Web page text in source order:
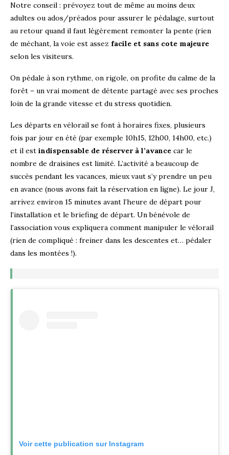
Notre conseil : prévoyez tout de même au moins deux
adultes ou ados/préados pour assurer le pédalage, surtout
au retour quand il faut légèrement remonter la pente (rien
de méchant, la voie est assez facile et sans cote majeure
selon les visiteurs.
On pédale à son rythme, on rigole, on profite du calme de la
forêt – un vrai moment de détente partagé avec ses proches
loin de la grande vitesse et du stress quotidien.
Les départs en vélorail se font à horaires fixes, plusieurs
fois par jour en été (par exemple 10h15, 12h00, 14h00, etc.)
et il est indispensable de réserver à l’avance car le
nombre de draisines est limité. L’activité a beaucoup de
succès pendant les vacances, mieux vaut s’y prendre un peu
en avance (nous avons fait la réservation en ligne). Le jour J,
arrivez environ 15 minutes avant l’heure de départ pour
l’installation et le briefing de départ. Un bénévole de
l’association vous expliquera comment manipuler le vélorail
(rien de compliqué : freiner dans les descentes et… pédaler
dans les montées !).
Voir cette publication sur Instagram